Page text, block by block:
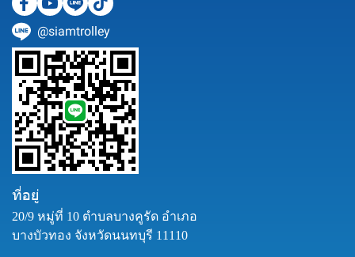
@siamtrolley
ที่อยู่
20/9 หมู่ที่ 10 ตำบลบางคูรัด อำเภอ
บางบัวทอง จังหวัดนนทบุรี 11110